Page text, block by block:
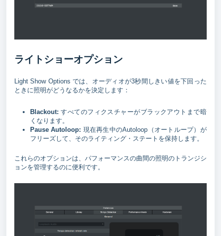
ライトショーオプション
Light Show Options では、オーディオが3秒間しきい値を下回った
ときに照明がどうなるかを決定します：
Blackout:すべてのフィクスチャーがブラックアウトまで暗
くなります。
Pause Autoloop: 現在再生中のAutoloop（オートループ）が
フリーズして、そのライティング・ステートを保持します。
これらのオプションは、パフォーマンスの曲間の照明のトランジシ
ョンを管理するのに便利です。